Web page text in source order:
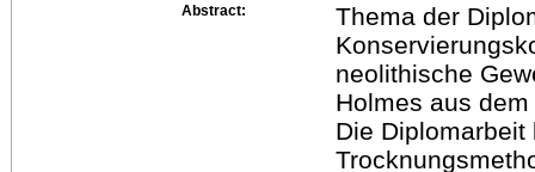
Abstract:
Thema der
neolithische
Holmes aus
Die